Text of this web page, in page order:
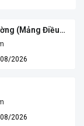
(Mảng Điều
2026
2026